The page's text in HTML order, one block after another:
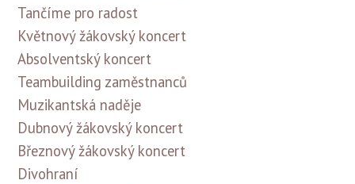
Tančíme pro radost
Květnový žákovský koncert
Absolventský koncert
Teambuilding zaměstnanců
Muzikantská naděje
Dubnový žákovský koncert
Březnový žákovský koncert
Divohraní